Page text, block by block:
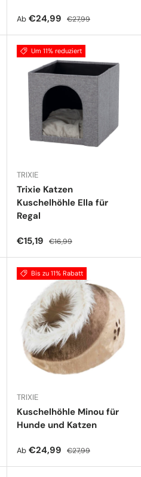
Verkaufspreis
Ab €24,99 Normaler Preis
€27,99
Um 11% reduziert
TRIXIE
Trixie Katzen
Kuschelhöhle Ella für
Regal
Verkaufspreis
€15,19 Normaler Preis
€16,99
Bis zu 11% Rabatt
TRIXIE
Kuschelhöhle Minou für
Hunde und Katzen
Verkaufspreis
Ab €24,99 Normaler Preis
€27,99